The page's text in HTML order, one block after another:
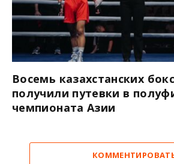
Восемь казахстанских
получили путевки в
чемпионата Азии